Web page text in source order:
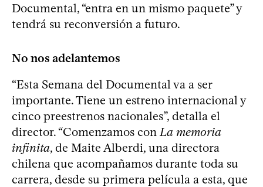
Documental, “entra en un mismo paquete” y
tendrá su reconversión a futuro.
No nos adelantemos
“Esta Semana del Documental va a ser
importante. Tiene un estreno internacional y
cinco preestrenos nacionales”, detalla el
director. “Comenzamos conLa memoria
infinita, de Maite Alberdi, una directora
chilena que acompañamos durante toda su
carrera, desde su primera película a esta, que